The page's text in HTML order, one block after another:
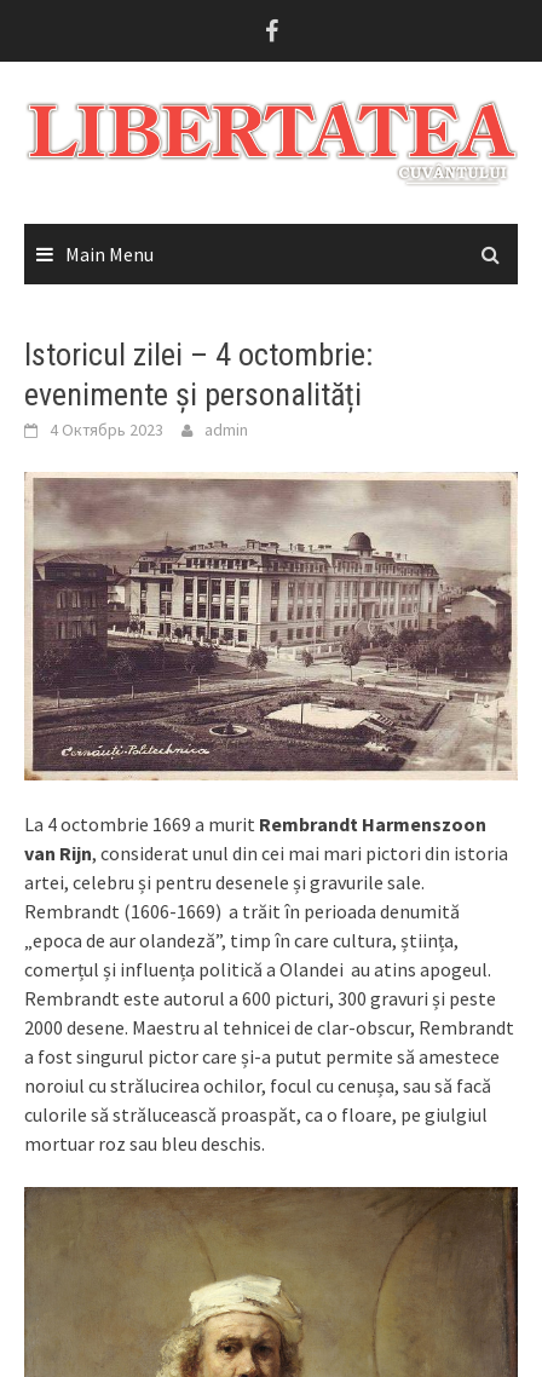
Main Menu
Istoricul zilei – 4 octombrie:
evenimente și personalități
4 Октябрь 2023 admin
La 4 octombrie 1669 a murit Rembrandt Harmenszoon
van Rijn, considerat unul din cei mai mari pictori din istoria
artei, celebru și pentru desenele și gravurile sale.
Rembrandt (1606-1669) a trăit în perioada denumită
„epoca de aur olandeză”, timp în care cultura, știința,
comerțul și influența politică a Olandei au atins apogeul.
Rembrandt este autorul a 600 picturi, 300 gravuri și peste
2000 desene. Maestru al tehnicei de clar-obscur, Rembrandt
a fost singurul pictor care și-a putut permite să amestece
noroiul cu strălucirea ochilor, focul cu cenușa, sau să facă
culorile să strălucească proaspăt, ca o floare, pe giulgiul
mortuar roz sau bleu deschis.